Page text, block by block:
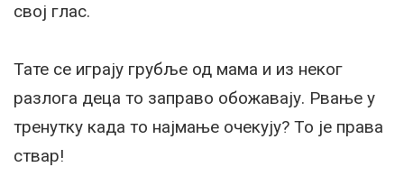
свој глас.
Тате се играју грубље од мама и из неког
разлога деца то заправо обожавају. Рвање у
тренутку када то најмање очекују? То је права
ствар!